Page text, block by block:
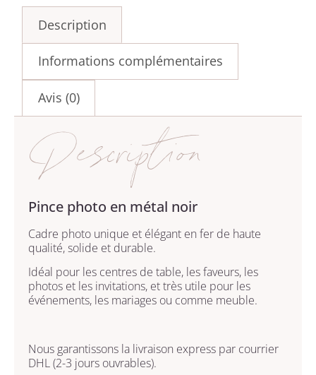
Description
Informations complémentaires
Avis (0)
Description
Pince photo en métal noir
Cadre photo unique et élégant en fer de haute
qualité, solide et durable.
Idéal pour les centres de table, les faveurs, les
photos et les invitations, et très utile pour les
événements, les mariages ou comme meuble.
Nous garantissons la livraison express par courrier
DHL (2-3 jours ouvrables).